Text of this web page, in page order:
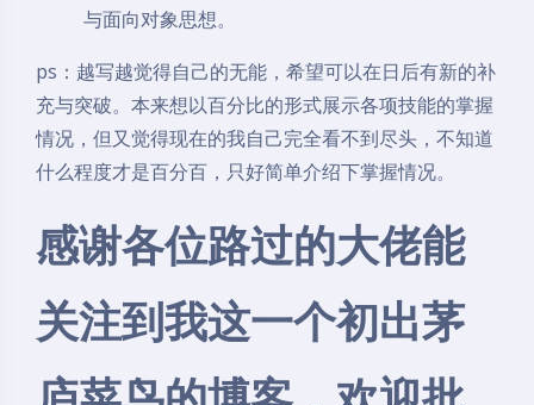
与面向对象思想。
ps：越写越觉得自己的无能，希望可以在日后有新的补
充与突破。本来想以百分比的形式展示各项技能的掌握
情况，但又觉得现在的我自己完全看不到尽头，不知道
什么程度才是百分百，只好简单介绍下掌握情况。
感谢各位路过的大佬能
关注到我这一个初出茅